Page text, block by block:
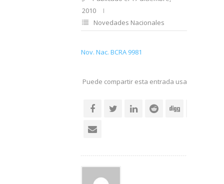
2010
Novedades Nacionales
Nov. Nac. BCRA 9981
Puede compartir esta entrada usando sus